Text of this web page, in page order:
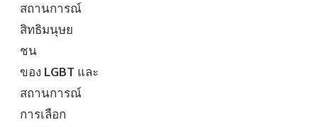
สถานการณ์
สิทธิมนุษย
ชน
ของ LGBT และ
สถานการณ์
การเลือก